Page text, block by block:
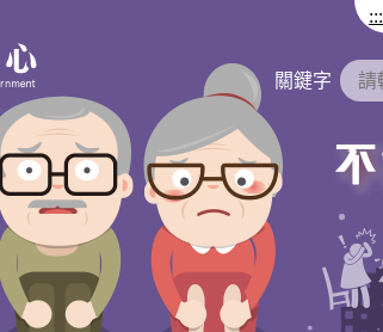
:::
關鍵字